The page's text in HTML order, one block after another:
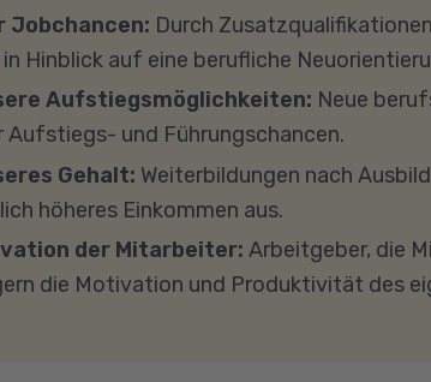
Gespräch zu diesem Thema.
Geräten am Unterricht teilnehmen,
11, mindestens 8 GB Arbeitsspeicher
Der Unterricht findet in Microsoft Teams
und -einstellungen (Anti-
eine gute Internetverbindung mit
Sie uns gerne an.
Jobchancen: Durch
Hinblick auf eine berufliche
Aufstiegsmöglichkeiten: Neue
Aufstiegs- und Führungschancen.
Gehalt: Weiterbildungen nach
höheres Einkommen aus.
der Mitarbeiter: Arbeitgeber, die
die Motivation und Produktivität des